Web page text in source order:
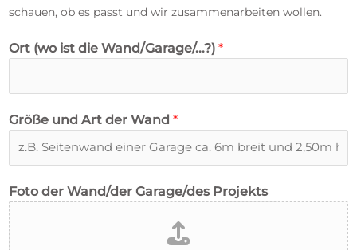
schauen, ob es passt und wir zusammenarbeiten wollen.
U
n
r
m
e
n
Ort (wo ist die Wand/Garage/...?) *
Größe und Art der Wand *
Foto der Wand/der Garage/des Projekts